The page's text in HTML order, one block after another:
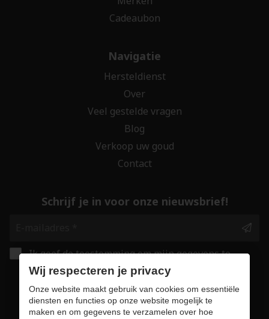
Cadeaubon
Navigatie
Hersteldienst
Over
Veel gestelde vragen
Blog
Verkoop uw goud
Contact
Schrijf je in voor onze nieuwsbrief!
Ik geef de toestemming om mijn gegevens te
bewaren en verwerken zoals aangegeven in
onze
privacy statement. *
Wij respecteren je privacy
Onze website maakt gebruik van cookies om essentiële
diensten en functies op onze website mogelijk te
maken en om gegevens te verzamelen over hoe